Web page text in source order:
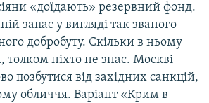
«доїдають» резервний фонд.
запас у вигляді так званого
добробуту. Скільки в ньому
ніхто не знає. Москві
позбутися від західних санкцій,
обличчя. Варіант «Крим в